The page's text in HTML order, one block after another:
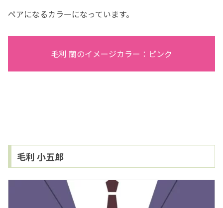
ペアになるカラーになっています。
毛利 蘭のイメージカラー：ピンク
毛利 小五郎